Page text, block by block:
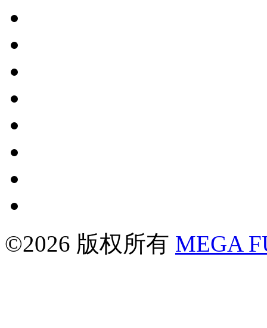
©2026 版权所有 MEGA